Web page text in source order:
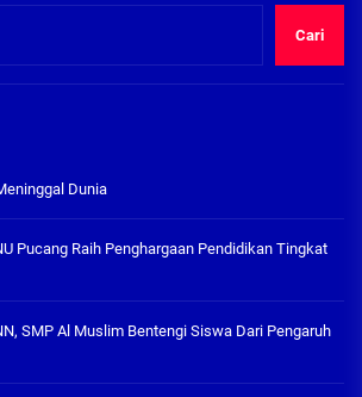
Cari
Dunia
Pucang Raih Penghargaan Pendidikan Tingkat
SMP Al Muslim Bentengi Siswa Dari Pengaruh